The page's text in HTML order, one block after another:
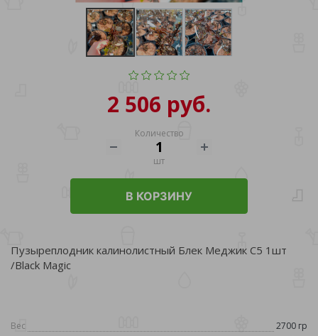
2 506 руб.
Количество
шт
В КОРЗИНУ
Пузыреплодник калинолистный Блек Меджик С5 1шт
/Black Magic
Вес
2700 гр